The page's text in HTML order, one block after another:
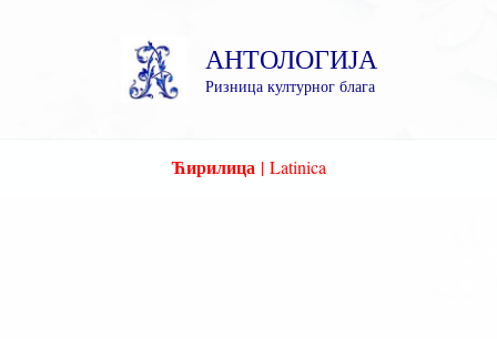
АНТОЛОГИЈА
Ризница културног блага
Ћирилица | Latinica